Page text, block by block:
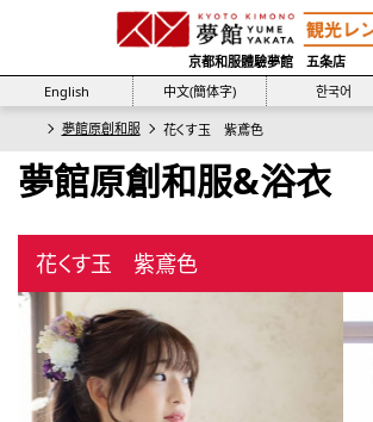
京都和服體驗夢館 五条店
English
中文(簡体字) 한국어
夢館原創和服 花くす玉 紫鳶色
夢館原創和服&浴衣
花くす玉 紫鳶色